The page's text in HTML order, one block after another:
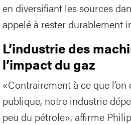
en diversifiant les sources
appelé à rester durablement
L’industrie des
l’impact du gaz
«Contrairement à ce que
publique, notre industrie
peu du pétrole», affirme